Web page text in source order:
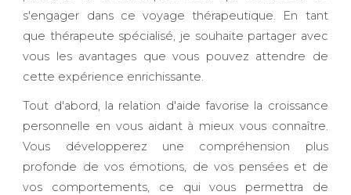
s'engager dans ce voyage thérapeutique. En tant
que thérapeute spécialisé, je souhaite partager avec
vous les avantages que vous pouvez attendre de
cette expérience enrichissante.
Tout d'abord, la relation d'aide favorise la croissance
personnelle en vous aidant à mieux vous connaître.
Vous développerez une compréhension plus
profonde de vos émotions, de vos pensées et de
vos comportements, ce qui vous permettra de